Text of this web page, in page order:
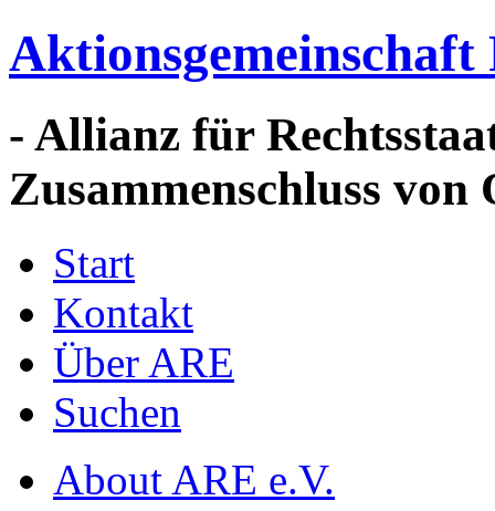
Aktionsgemeinschaft
- Allianz für
Zusammenschluss
Start
Kontakt
Über ARE
Suchen
About ARE e.V.